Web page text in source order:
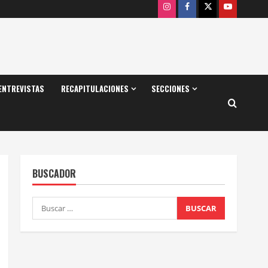
InstagramFacebook
X Youtube
RECAPITULACIONES SECCIONES
BUSCADOR
Buscar: